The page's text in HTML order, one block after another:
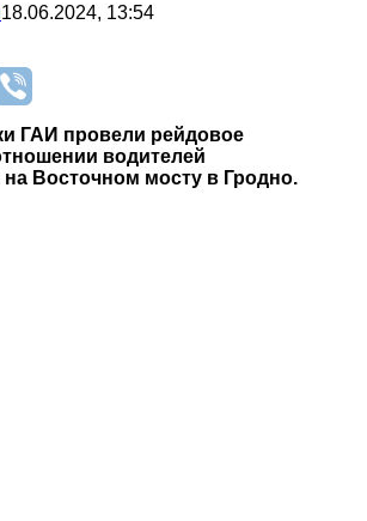
18.06.2024, 13:54
ГАИ провели рейдовое
водителей
на Восточном мосту в Гродно.